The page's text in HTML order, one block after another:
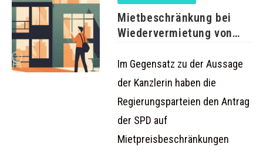
Mietbeschränkung bei
Wiedervermietung von
abgelehnt
Im Gegensatz zu der Aussage
der Kanzlerin haben die
Regierungsparteien den Antrag
der SPD auf
Mietpreisbeschränkungen